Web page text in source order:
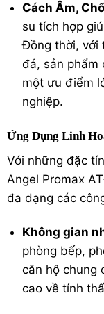
Cách Âm,
su tích hợp
Đồng thời, với
đá, sản phẩm
một ưu điểm
nghiệp.
Ứng Dụng Linh
Với những đặc
Angel Promax
đa dạng các
Không gian
phòng bếp,
căn hộ chung
cao về tính